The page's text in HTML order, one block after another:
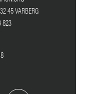
45 VARBERG
823